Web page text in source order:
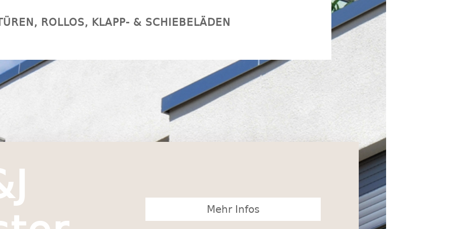
ROLLOS, KLAPP- & SCHIEBELÄDEN
Mehr Infos